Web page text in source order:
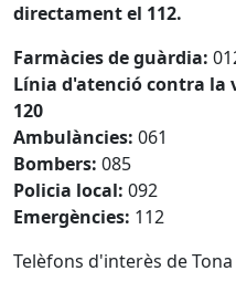
directament el 112.
Farmàcies de guàrdia:
Línia d'atenció contra la
120
Ambulàncies: 061
Bombers: 085
Policia local: 092
Emergències: 112
Telèfons d'interès de Tona